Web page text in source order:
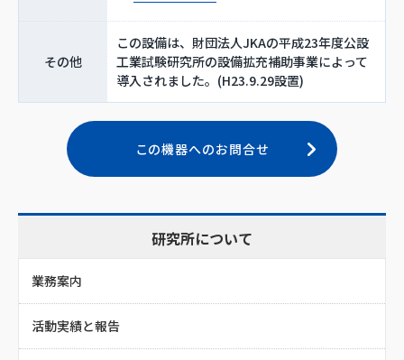
その他
この設備は、財団法人JKAの平成23年度公設
工業試験研究所の設備拡充補助事業によって
導入されました。(H23.9.29設置)
この機器へのお問合せ
研究所について
業務案内
活動実績と報告